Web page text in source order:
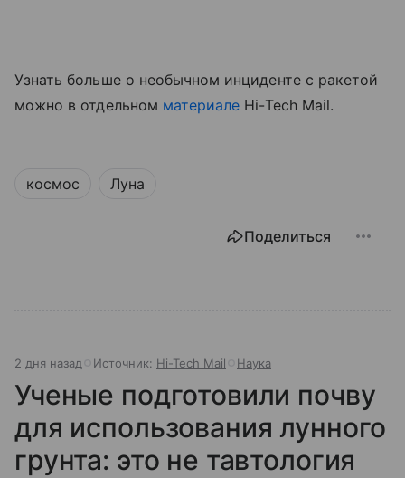
Узнать больше о необычном инциденте с ракетой
можно в отдельном материале Hi-Tech Mail.
космос Луна
Поделиться
2 дня назад Источник: Hi-Tech Mail Наука
Ученые подготовили почву
для использования лунного
грунта: это не тавтология